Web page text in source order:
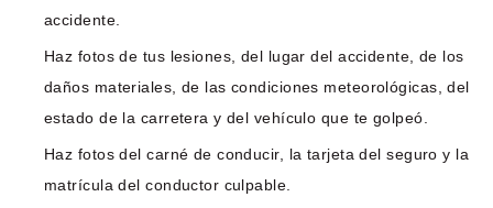
accidente.
Haz fotos de tus lesiones, del lugar del accidente, de los
daños materiales, de las condiciones meteorológicas, del
estado de la carretera y del vehículo que te golpeó.
Haz fotos del carné de conducir, la tarjeta del seguro y la
matrícula del conductor culpable.